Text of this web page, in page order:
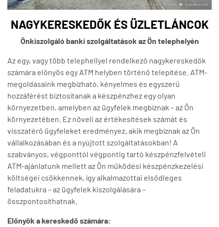
NAGYKERESKEDŐK ÉS ÜZLETLÁNCOK
Önkiszolgáló banki szolgáltatások az Ön telephelyén
Az egy, vagy több telephellyel rendelkező nagykereskedők
számára előnyös egy ATM helyben történő telepítése. ATM-
megoldásaink megbízható, kényelmes és egyszerű
hozzáférést biztosítanak a készpénzhez egy olyan
környezetben, amelyben az ügyfelek megbíznak – az Ön
környezetében. Ez növeli az értékesítések számát és
visszatérő ügyfeleket eredményez, akik megbíznak az Ön
vállalkozásában és a nyújtott szolgáltatásokban! A
szabványos, végponttól végpontig tartó készpénzfelvételi
ATM-ajánlatunk mellett az Ön működési készpénzkezelési
költségei csökkennek, így alkalmazottai elsődleges
feladatukra – az ügyfelek kiszolgálására –
összpontosíthatnak.
Előnyök a kereskedő számára: